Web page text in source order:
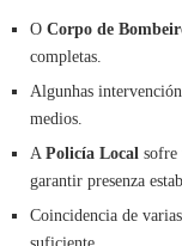
O Corpo de
completas.
Algunhas
medios.
A Policía Local sofre
garantir presenza
Coincidencia de